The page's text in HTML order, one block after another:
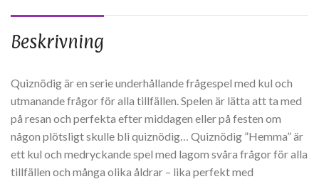
Beskrivning
Quiznödig är en serie underhållande frågespel med kul och
utmanande frågor för alla tillfällen. Spelen är lätta att ta med
på resan och perfekta efter middagen eller på festen om
någon plötsligt skulle bli quiznödig… Quiznödig ”Hemma” är
ett kul och medryckande spel med lagom svåra frågor för alla
tillfällen och många olika åldrar – lika perfekt med